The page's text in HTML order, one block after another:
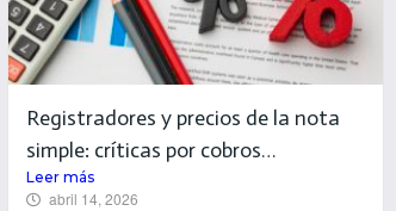
Registradores y precios de la nota
simple: críticas por cobros…
Leer más
abril 14, 2026